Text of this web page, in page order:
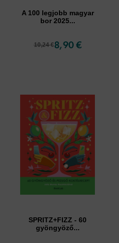
A 100 legjobb magyar
bor 2025...
10,24 €8,90 €
SPRITZ+FIZZ - 60
gyöngyöző...